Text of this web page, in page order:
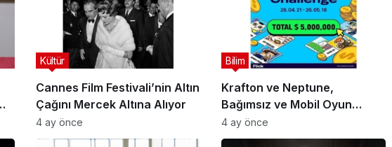
Cannes Film Festivali’nin Altın
Çağını Mercek Altına Alıyor
Kültür
4 ay önce
Krafton ve Neptune,
Bağımsız ve Mobil Oyun
Geliştiricileri İçin 5 Milyon
Dolarlık Küresel Oyun
Bilim
4 ay önce